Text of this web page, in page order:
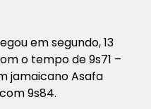
em segundo, 13
o tempo de 9s71 –
jamaicano Asafa
9s84.